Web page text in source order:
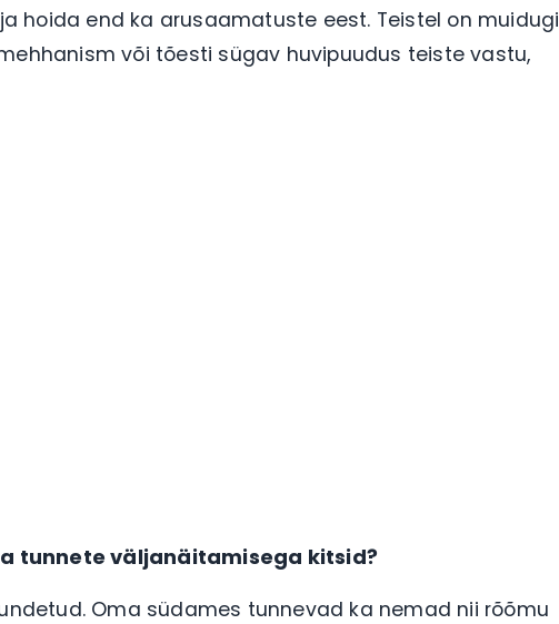
hoida end ka arusaamatuste eest. Teistel on muidugi
või tõesti sügav huvipuudus teiste vastu,
tunnete väljanäitamisega kitsid?
Oma südames tunnevad ka nemad nii rõõmu